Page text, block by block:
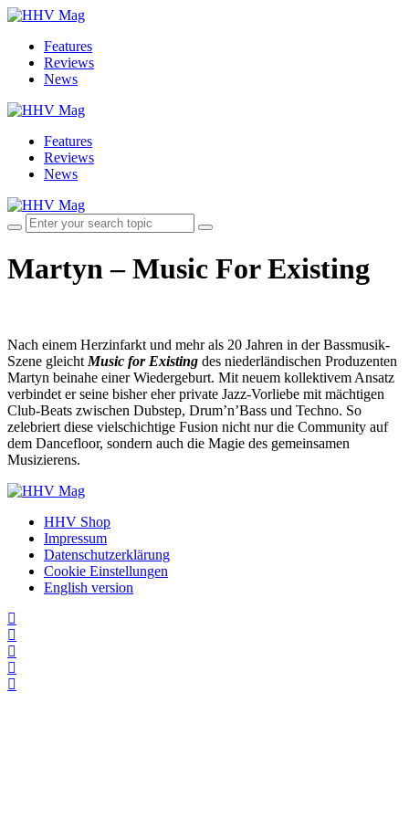
Features
Reviews
News
Features
Reviews
News
Martyn – Music For Existing
Nach einem Herzinfarkt und mehr als 20 Jahren in der Bassmusik-
Szene gleicht Music for Existing des niederländischen Produzenten
Martyn beinahe einer Wiedergeburt. Mit neuem kollektivem Ansatz
verbindet er seine bisher eher private Jazz-Vorliebe mit mächtigen
Club-Beats zwischen Dubstep, Drum’n’Bass und Techno. So
zelebriert diese vielschichtige Fusion nicht nur die Community auf
dem Dancefloor, sondern auch die Magie des gemeinsamen
Musizierens.
HHV Shop
Impressum
Datenschutzerklärung
Cookie Einstellungen
English version